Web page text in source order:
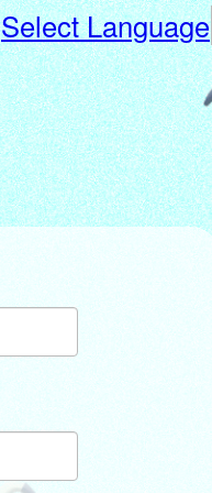
Select Language